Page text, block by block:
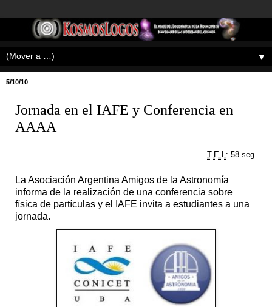
▼
5/10/10
Jornada en el IAFE y Conferencia en
AAAA
T.E.L : 58 seg.
La Asociación Argentina Amigos de la Astronomía
informa de la realización de una conferencia sobre
física de partículas y el IAFE invita a estudiantes a una
jornada.